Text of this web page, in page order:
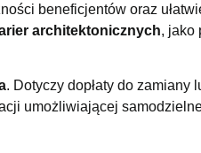
beneficjentów oraz
architektonicznych, jako
. Dotyczy dopłaty do
umożliwiającej